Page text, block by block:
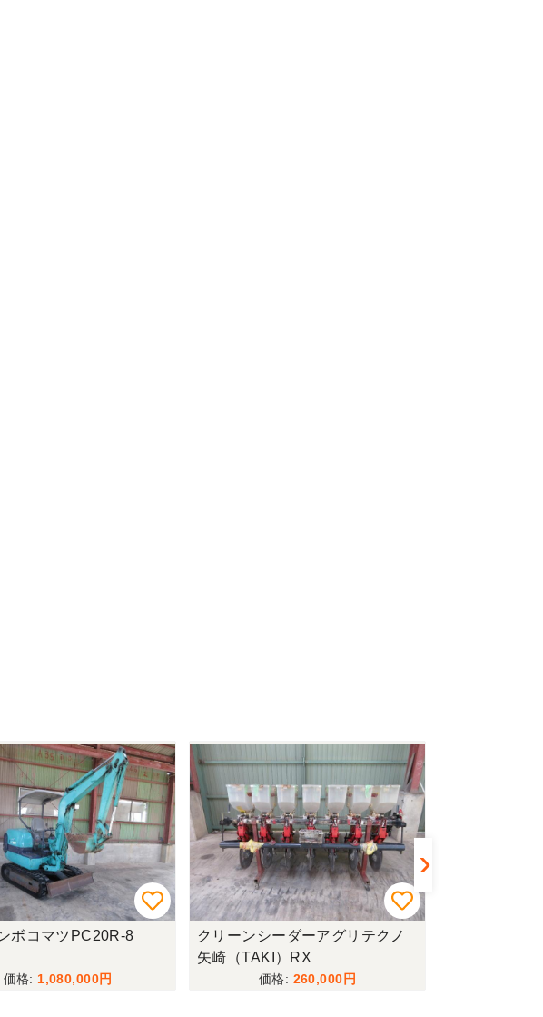
ボコマツPC20R-8
1,080,000
クリーンシーダーアグリテクノ
矢崎（TAKI）RX
260,000